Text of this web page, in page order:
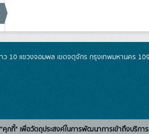
10 แขวงจอมพล เขตจตุจักร กรุงเทพมหานคร
"คุกกี้" เพื่อวัตถุประสงค์ในการพัฒนาการเข้าถึงบริ